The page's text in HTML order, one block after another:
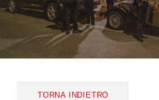
TORNA INDIETRO